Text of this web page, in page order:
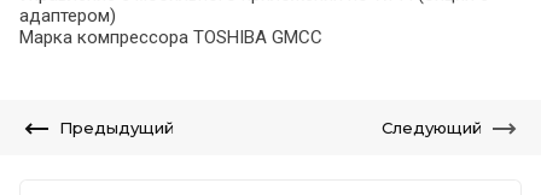
адаптером)
Марка компрессора TOSHIBA GMCC
Предыдущий Следующий